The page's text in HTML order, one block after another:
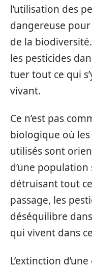
l’utilisation des
dangereuse
de la
les pesticides
tuer tout ce qui
vivant.
Ce n’est pas
biologique où
utilisés sont
d’une population
détruisant tout
passage, les
déséquilibre
qui vivent dans
L’extinction